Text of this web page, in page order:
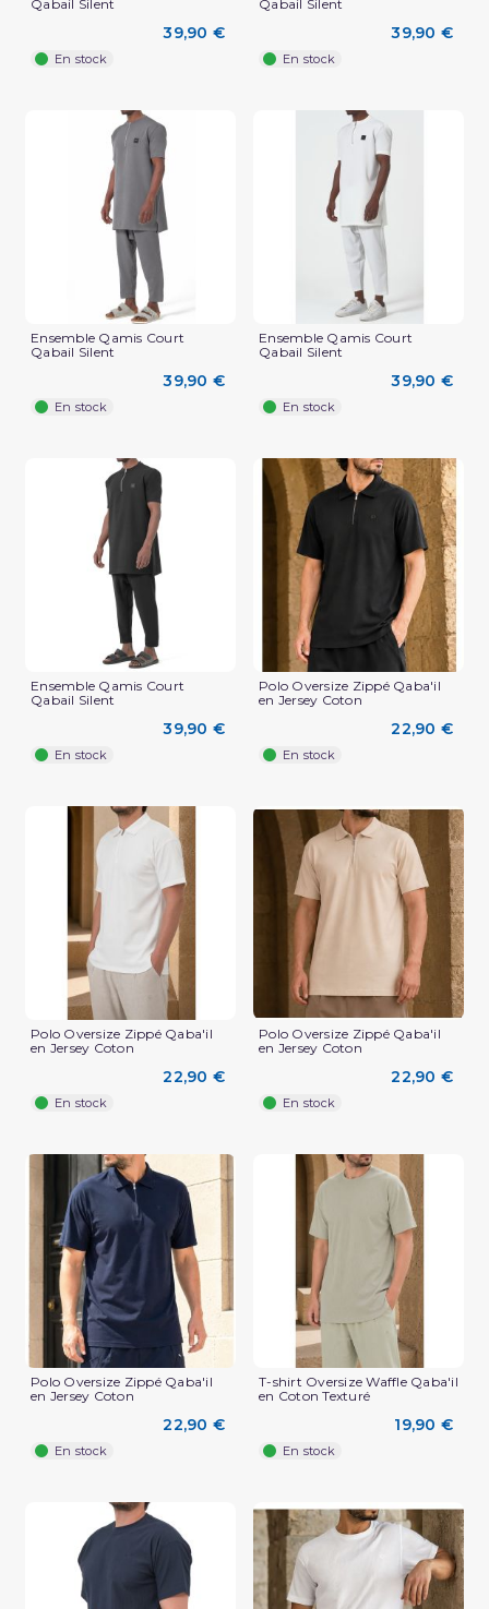
(3 avis)
Qabail Silent
39,90 €
En stock
Qabail Silent
39,90 €
En stock
Ensemble Qamis Court
Qabail Silent
39,90 €
En stock
Ensemble Qamis Court
Qabail Silent
39,90 €
En stock
Ensemble Qamis Court
Qabail Silent
39,90 €
En stock
Polo Oversize Zippé Qaba'il
en Jersey Coton
22,90 €
En stock
Polo Oversize Zippé Qaba'il
en Jersey Coton
22,90 €
En stock
Polo Oversize Zippé Qaba'il
en Jersey Coton
22,90 €
En stock
Polo Oversize Zippé Qaba'il
en Jersey Coton
22,90 €
En stock
T-shirt Oversize Waffle Qaba'il
en Coton Texturé
19,90 €
En stock